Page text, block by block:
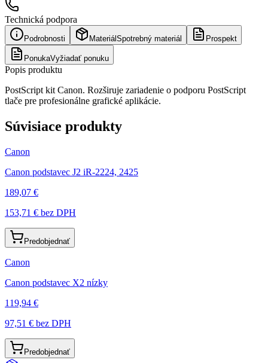
Technická podpora
Podrobnosti Materiál Spotrebný materiál Prospekt
PonukaVyžiadať ponuku
Popis produktu
PostScript kit Canon. Rozširuje zariadenie o podporu PostScript
tlače pre profesionálne grafické aplikácie.
Súvisiace produkty
Canon
Canon podstavec J2 iR-2224, 2425
189,07 €
153,71 € bez DPH
Predobjednať
Canon
Canon podstavec X2 nízky
119,94 €
97,51 € bez DPH
Predobjednať